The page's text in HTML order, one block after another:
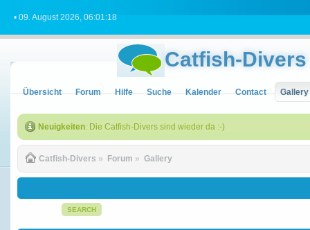
• 09. August 2026, 06:01:18
Catfish-Divers
Übersicht Forum Hilfe Suche Kalender Contact Gallery
Neuigkeiten: Die Catfish-Divers sind wieder da :-)
Catfish-Divers » Forum » Gallery
SEARCH